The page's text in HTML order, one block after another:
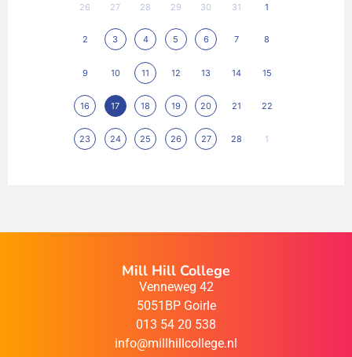
26 27 28 29 30 31 1
2 3 4 5 6 7 8
9 10 11 12 13 14 15
16 17 18 19 20 21 22
23 24 25 26 27 28 1
Mill Hill College
Venneweg 42
5051BP Goirle
013 54 20 538
info@millhillcollege.nl